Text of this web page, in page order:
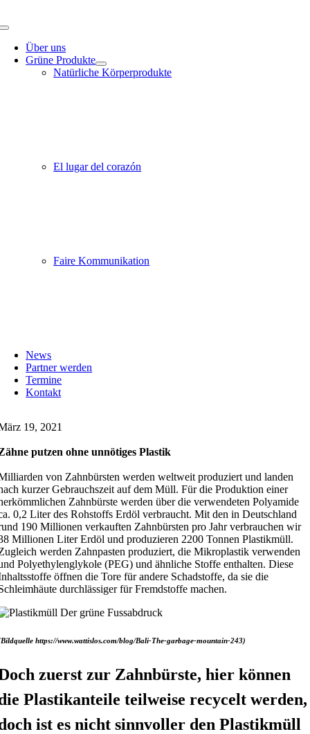
Inhalt
Toggle
NavigationÜber uns
Grüne Produkte
Natürliche Körperprodukte
El lugar del corazón
Faire Kommunikation
News
Partner werden
Termine
Kontakt
19, 2021
putzen ohne unnötiges Plastik
von Zahnbürsten werden weltweit produziert und landen
kurzer Gebrauchszeit auf dem Müll. Für die Produktion einer
Zahnbürste werden über die verwendeten Polyamide
0,2 Liter des Rohstoffs Erdöl verbraucht. Mit den in Deutschland
190 Millionen verkauften Zahnbürsten pro Jahr verbrauchen wir
Millionen Liter Erdöl und produzieren 2200 Tonnen Plastikmüll.
werden Zahnpasten produziert, die Mikroplastik verwenden
Polyethylenglykole (PEG) und ähnliche Stoffe enthalten. Diese
öffnen die Tore für andere Schadstoffe, da sie die
durchlässiger für Fremdstoffe machen.
https://www.wattislos.com/blog/Bali-The-garbage-mountain-243)
zuerst zur Zahnbürste, hier können
Plastikanteile teilweise recycelt werden,
ist es nicht sinnvoller den Plastikmüll